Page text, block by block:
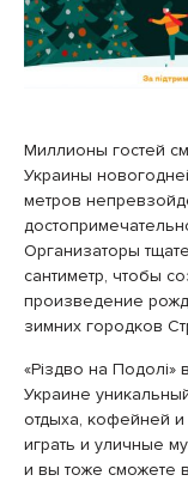
Миллионы гостей
Украины
метров
Организаторы
сантиметр, чтобы
произведение
зимних городков
«Різдво на
Украине
отдыха, кофейней
играть и уличные
и вы тоже сможете